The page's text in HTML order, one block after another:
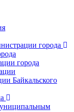
города
города
Байкальского